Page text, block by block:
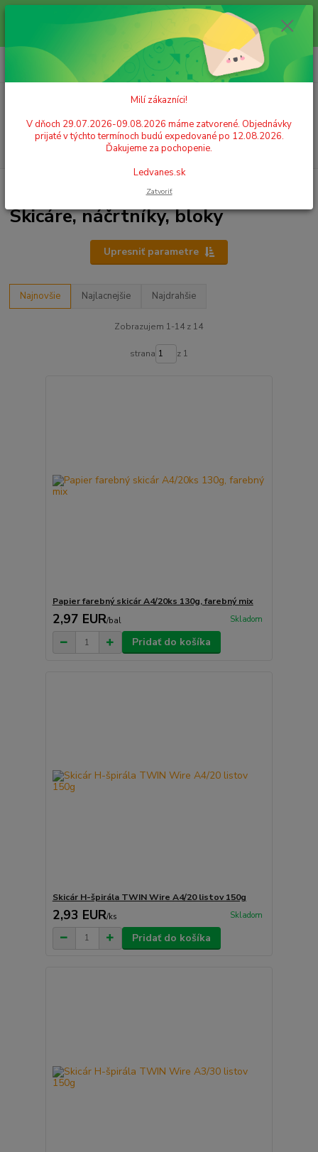
Milí zákazníci! V dňoch 29.07.2026-09.08.2026 máme zatvorené.
Objednávky prijaté v týchto termínoch budú expedované po 12.08.2026.
Ďakujeme za pochopenie. Ledvanes.sk
+421 908 755 958
Po. - Pia. od 9:00 hod. - 16:00 hod.
za0,00 EUR
Skicáre, náčrtníky, bloky
Upresniť parametre
Najnovšie Najlacnejšie Najdrahšie
Zobrazujem 1-14 z 14
strana z 1
Papier farebný skicár A4/20ks 130g, farebný mix
2,97 EUR/bal Skladom
Pridať do košíka
Skicár H-špirála TWIN Wire A4/20 listov 150g
2,93 EUR/ks Skladom
Pridať do košíka
Milí zákazníci!
V dňoch 29.07.2026-09.08.2026 máme zatvorené. Objednávky
prijaté v týchto termínoch budú expedované po 12.08.2026.
Ďakujeme za pochopenie.
Ledvanes.sk
Zatvoriť